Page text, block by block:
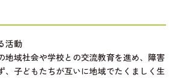
活動
地域社会や学校との交流教育を進め、障害
、子どもたちが互いに地域でたくましく生